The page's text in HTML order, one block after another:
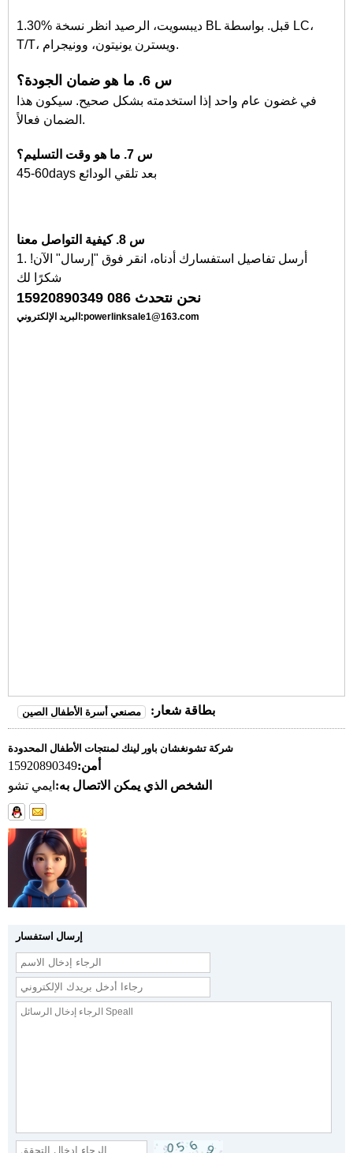
1.30% ديبسويت، الرصيد انظر نسخة BL قبل. بواسطة LC،
T/T، ويسترن يونيتون، وونيجرام.
س 6. ما هو ضمان الجودة؟
في غضون عام واحد إذا استخدمته بشكل صحيح. سيكون هذا
الضمان فعالاً.
س 7. ما هو وقت التسليم؟
45-60days بعد تلقي الودائع
س 8. كيفية التواصل معنا
1. أرسل تفاصيل استفسارك أدناه، انقر فوق "إرسال" الآن!
شكرًا لك
نحن نتحدث 086 15920890349
البريد الإلكتروني:powerlinksale1@163.com
بطاقة شعار: مصنعي أسرة الأطفال الصين
شركة تشونغشان باور لينك لمنتجات الأطفال المحدودة
أمن:15920890349
الشخص الذي يمكن الاتصال به: ايمي تشو
إرسال استفسار